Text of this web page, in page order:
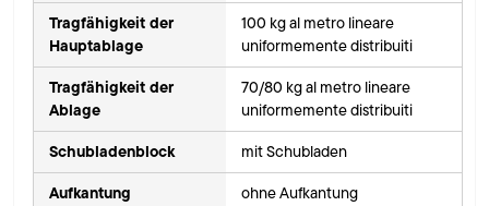
Tragfähigkeit der
Hauptablage
100 kg al metro lineare
uniformemente distribuiti
Tragfähigkeit der
Ablage
70/80 kg al metro lineare
uniformemente distribuiti
Schubladenblock mit Schubladen
Aufkantung ohne Aufkantung